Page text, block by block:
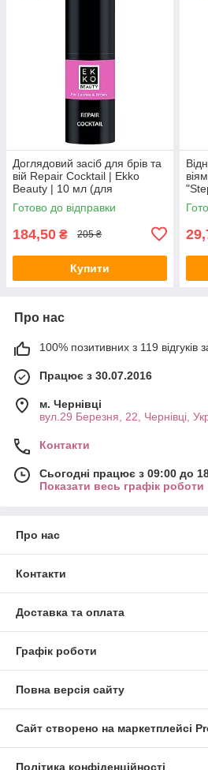
Доглядовий засіб для брів та
вій Repair Cocktail | Ekko
Beauty | 10 мл (для
відновлення)
Готово до відправки
184,50 ₴ 205 ₴
Купити
2,5
Про нас
100% позитивних з 119 відгуків
Працює з 30.07.2016
м. Чернівці
вул.29 Березня, 22, Чернівці,
Контакти
Сьогодні працює з 09:00 до
Показати весь графік роботи
Про нас
Контакти
Доставка та оплата
Графік роботи
Повна версія сайту
Сайт створено на маркетплейсі
Політика конфіденційності